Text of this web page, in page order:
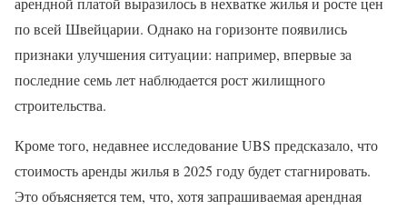
по всей Швейцарии. Однако на горизонте появились
признаки улучшения ситуации: например, впервые за
последние семь лет наблюдается рост жилищного
строительства.
Кроме того, недавнее исследование UBS предсказало, что
стоимость аренды жилья в 2025 году будет стагнировать.
Это объясняется тем, что, хотя запрашиваемая арендная